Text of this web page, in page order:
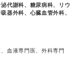
代謝科、糖尿病科、リウ
器外科、心臓血管外科、
血液専門医、外科専門